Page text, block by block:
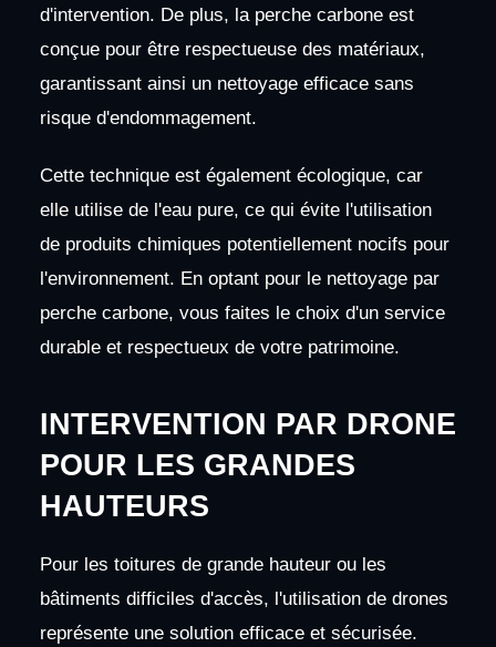
d'intervention. De plus, la perche carbone est
conçue pour être respectueuse des matériaux,
garantissant ainsi un nettoyage efficace sans
risque d'endommagement.
Cette technique est également écologique, car
elle utilise de l'eau pure, ce qui évite l'utilisation
de produits chimiques potentiellement nocifs pour
l'environnement. En optant pour le nettoyage par
perche carbone, vous faites le choix d'un service
durable et respectueux de votre patrimoine.
INTERVENTION PAR DRONE
POUR LES GRANDES
HAUTEURS
Pour les toitures de grande hauteur ou les
bâtiments difficiles d'accès, l'utilisation de drones
représente une solution efficace et sécurisée.